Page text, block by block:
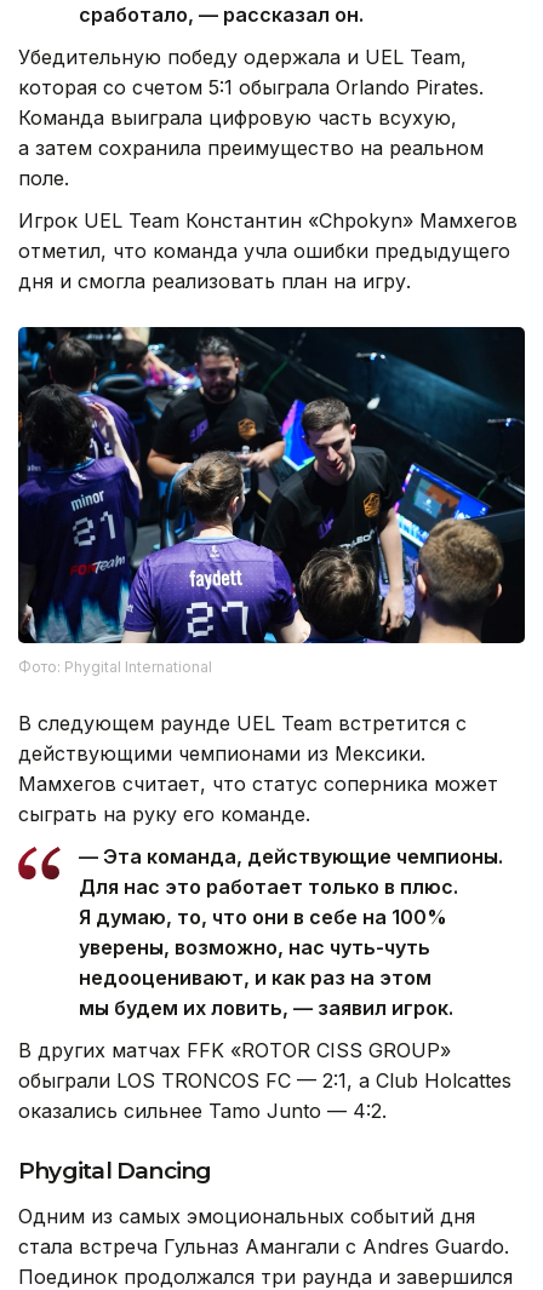
сработало, — рассказал он.
Убедительную победу одержала и UEL Team,
которая со счетом 5:1 обыграла Orlando Pirates.
Команда выиграла цифровую часть всухую,
а затем сохранила преимущество на реальном
поле.
Игрок UEL Team Константин «Chpokyn» Мамхегов
отметил, что команда учла ошибки предыдущего
дня и смогла реализовать план на игру.
Фото: Phygital International
В следующем раунде UEL Team встретится с
действующими чемпионами из Мексики.
Мамхегов считает, что статус соперника может
сыграть на руку его команде.
— Эта команда, действующие чемпионы.
Для нас это работает только в плюс.
Я думаю, то, что они в себе на 100%
уверены, возможно, нас чуть-чуть
недооценивают, и как раз на этом
мы будем их ловить, — заявил игрок.
В других матчах FFK «ROTOR CISS GROUP»
обыграли LOS TRONCOS FC — 2:1, а Club Holcattes
оказались сильнее Tamo Junto — 4:2.
Phygital Dancing
Одним из самых эмоциональных событий дня
стала встреча Гульназ Амангали с Andres Guardo.
Поединок продолжался три раунда и завершился